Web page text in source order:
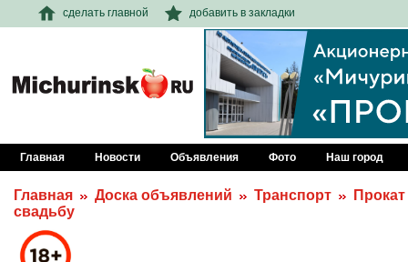
сделать главной добавить в закладки
Главная Новости Объявления Фото Наш город
Главная Доска объявлений Транспорт
свадьбу